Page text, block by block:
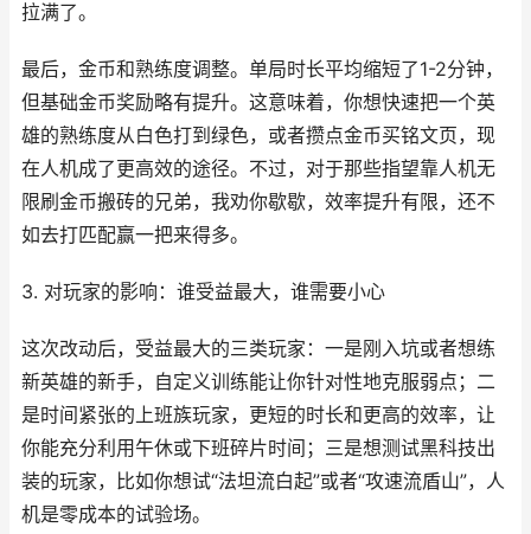
拉满了。
最后，金币和熟练度调整。单局时长平均缩短了1-2分钟，
但基础金币奖励略有提升。这意味着，你想快速把一个英
雄的熟练度从白色打到绿色，或者攒点金币买铭文页，现
在人机成了更高效的途径。不过，对于那些指望靠人机无
限刷金币搬砖的兄弟，我劝你歇歇，效率提升有限，还不
如去打匹配赢一把来得多。
3. 对玩家的影响：谁受益最大，谁需要小心
这次改动后，受益最大的三类玩家：一是刚入坑或者想练
新英雄的新手，自定义训练能让你针对性地克服弱点；二
是时间紧张的上班族玩家，更短的时长和更高的效率，让
你能充分利用午休或下班碎片时间；三是想测试黑科技出
装的玩家，比如你想试“法坦流白起”或者“攻速流盾山”，人
机是零成本的试验场。